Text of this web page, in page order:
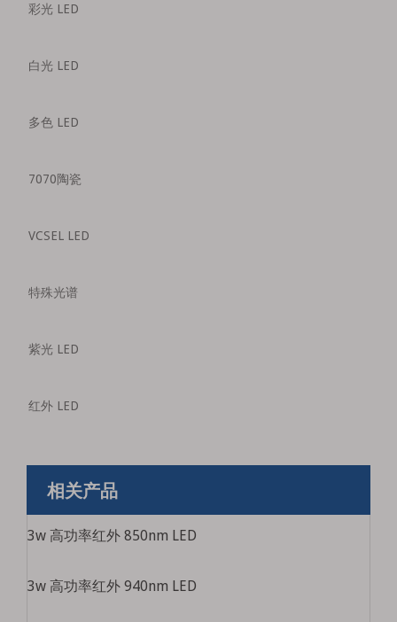
彩光 LED
白光 LED
多色 LED
7070陶瓷
VCSEL LED
特殊光谱
紫光 LED
红外 LED
相关产品
3w 高功率红外 850nm LED
3w 高功率红外 940nm LED